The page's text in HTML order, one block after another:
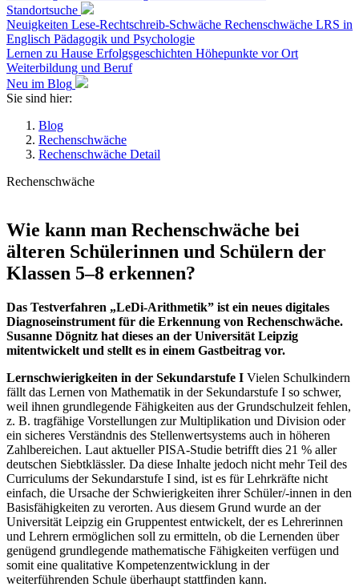
Standortsuche
Neuigkeiten Lese-Rechtschreib-Schwäche Rechenschwäche LRS in
Englisch Pädagogik und Psychologie
Lernen zu Hause Erfolgsgeschichten Höhepunkte vor Ort
Weiterbildung und Beruf
Neu im Blog
Sie sind hier:
Blog
Rechenschwäche
Rechenschwäche Detail
Rechenschwäche
Wie kann man Rechenschwäche bei
älteren Schülerinnen und Schülern der
Klassen 5‒8 erkennen?
Das Testverfahren „LeDi-Arithmetik” ist ein neues digitales
Diagnoseinstrument für die Erkennung von Rechenschwäche.
Susanne Dögnitz hat dieses an der Universität Leipzig
mitentwickelt und stellt es in einem Gastbeitrag vor.
Lernschwierigkeiten in der Sekundarstufe I Vielen Schulkindern
fällt das Lernen von Mathematik in der Sekundarstufe I so schwer,
weil ihnen grundlegende Fähigkeiten aus der Grundschulzeit fehlen,
z. B. tragfähige Vorstellungen zur Multiplikation und Division oder
ein sicheres Verständnis des Stellenwertsystems auch in höheren
Zahlbereichen. Laut aktueller PISA-Studie betrifft dies 21 % aller
deutschen Siebtklässler. Da diese Inhalte jedoch nicht mehr Teil des
Curriculums der Sekundarstufe I sind, ist es für Lehrkräfte nicht
einfach, die Ursache der Schwierigkeiten ihrer Schüler/-innen in den
Basisfähigkeiten zu verorten. Aus diesem Grund wurde an der
Universität Leipzig ein Gruppentest entwickelt, der es Lehrerinnen
und Lehrern ermöglichen soll zu ermitteln, ob die Lernenden über
genügend grundlegende mathematische Fähigkeiten verfügen und
somit eine qualitative Kompetenzentwicklung in der
weiterführenden Schule überhaupt stattfinden kann.